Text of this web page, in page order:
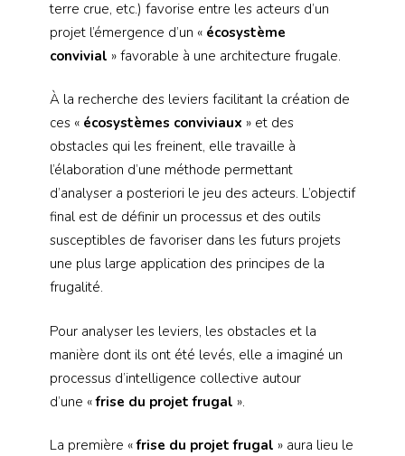
terre crue, etc.) favorise entre les acteurs d’un
projet l’émergence d’un « écosystème
convivial » favorable à une architecture frugale.
À la recherche des leviers facilitant la création de
ces « écosystèmes conviviaux » et des
obstacles qui les freinent, elle travaille à
l’élaboration d’une méthode permettant
d’analyser a posteriori le jeu des acteurs. L’objectif
final est de définir un processus et des outils
susceptibles de favoriser dans les futurs projets
une plus large application des principes de la
frugalité.
Pour analyser les leviers, les obstacles et la
manière dont ils ont été levés, elle a imaginé un
processus d’intelligence collective autour
d’une «frise du projet frugal ».
La première «frise du projet frugal » aura lieu le